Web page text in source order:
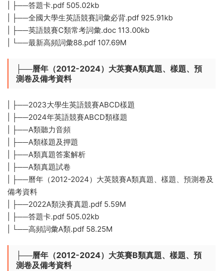
| ├──答題卡.pdf 505.02kb
| ├──全國大學生英語競賽詞彙必背.pdf 925.91kb
| ├──英語競賽C類常考詞彙.doc 113.00kb
| └──最新高頻詞彙88.pdf 107.69M
├──曆年（2012-2024）大英賽A類真題、樣題、預
測卷及備考資料
| ├──2023大學生英語競賽ABCD樣題
| ├──2024年英語競賽ABCD類樣題
| ├──A類聽力音頻
| ├──A類樣題及押題
| ├──A類真題答案解析
| ├──A類真題試卷
| ├──曆年（2012-2024）大英競賽A類真題、樣題、預測卷及
備考資料
| ├──2022A類決賽真題.pdf 5.59M
| ├──答題卡.pdf 505.02kb
| └──高頻詞彙A類.pdf 58.25M
├──曆年（2012-2024）大英賽B類真題、樣題、預
測卷及備考資料